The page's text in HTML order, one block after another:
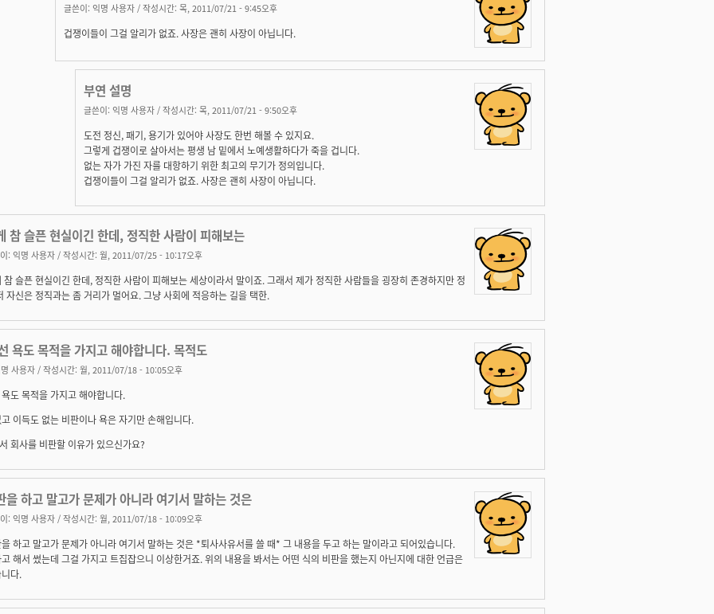
글쓴이: 익명 사용자 / 작성시간: 목, 2011/07/21 - 9:45오후
겁쟁이들이 그걸 알리가 없죠. 사장은 괜히 사장이 아닙니다.
부연 설명
글쓴이: 익명 사용자 / 작성시간: 목, 2011/07/21 - 9:50오후
도전 정신, 패기, 용기가 있어야 사장도 한번 해볼 수 있지요.
그렇게 겁쟁이로 살아서는 평생 남 밑에서 노예생활하다가 죽을 겁니다.
없는 자가 가진 자를 대항하기 위한 최고의 무기가 정의입니다.
겁쟁이들이 그걸 알리가 없죠. 사장은 괜히 사장이 아닙니다.
참 슬픈 현실이긴 한데, 정직한 사람이 피해보는
: 익명 사용자 / 작성시간: 월, 2011/07/25 - 10:17오후
참 슬픈 현실이긴 한데, 정직한 사람이 피해보는 세상이라서 말이죠. 그래서 제가 정직한 사람들을 굉장히 존경하지만 정
자신은 정직과는 좀 거리가 멀어요. 그냥 사회에 적응하는 길을 택한.
욕도 목적을 가지고 해야합니다. 목적도
사용자 / 작성시간: 월, 2011/07/18 - 10:05오후
도 목적을 가지고 해야합니다.
이득도 없는 비판이나 욕은 자기만 손해입니다.
회사를 비판할 이유가 있으신가요?
을 하고 말고가 문제가 아니라 여기서 말하는 것은
: 익명 사용자 / 작성시간: 월, 2011/07/18 - 10:09오후
을 하고 말고가 문제가 아니라 여기서 말하는 것은 *퇴사사유서를 쓸 때* 그 내용을 두고 하는 말이라고 되어있습니다.
해서 썼는데 그걸 가지고 트집잡으니 이상한거죠. 위의 내용을 봐서는 어떤 식의 비판을 했는지 아닌지에 대한 언급은
다.